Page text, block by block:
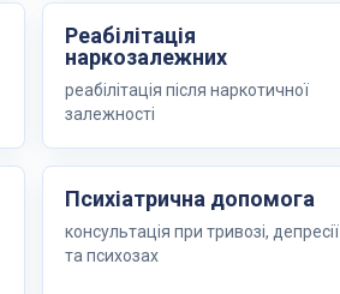
Реабілітація
наркозалежних
реабілітація після наркотичної
залежності
Психіатрична допомога
консультація при тривозі, депресії
та психозах